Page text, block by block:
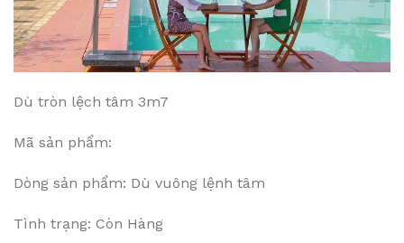
Dù tròn lệch tâm 3m7
Mã sản phẩm:
Dòng sản phẩm: Dù vuông lệnh tâm
Tình trạng: Còn Hàng